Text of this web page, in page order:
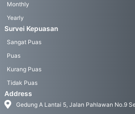
Monthly
Yearly
Survei Kepuasan
Sangat Puas
Puas
Kurang Puas
Tidak Puas
Address
Gedung A Lantai 5, Jalan Pahlawan No.9